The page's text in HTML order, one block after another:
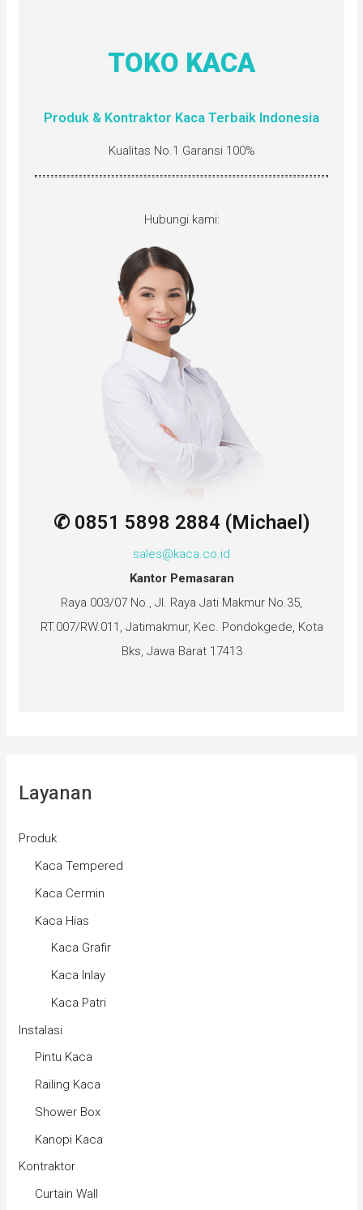
TOKO KACA
Produk & Kontraktor Kaca Terbaik Indonesia
Kualitas No.1 Garansi 100%
Hubungi kami:
✆ 0851 5898 2884 (Michael)
sales@kaca.co.id
Kantor Pemasaran
Raya 003/07 No., Jl. Raya Jati Makmur No.35,
RT.007/RW.011, Jatimakmur, Kec. Pondokgede, Kota
Bks, Jawa Barat 17413
Layanan
Produk
Kaca Tempered
Kaca Cermin
Kaca Hias
Kaca Grafir
Kaca Inlay
Kaca Patri
Instalasi
Pintu Kaca
Railing Kaca
Shower Box
Kanopi Kaca
Kontraktor
Curtain Wall